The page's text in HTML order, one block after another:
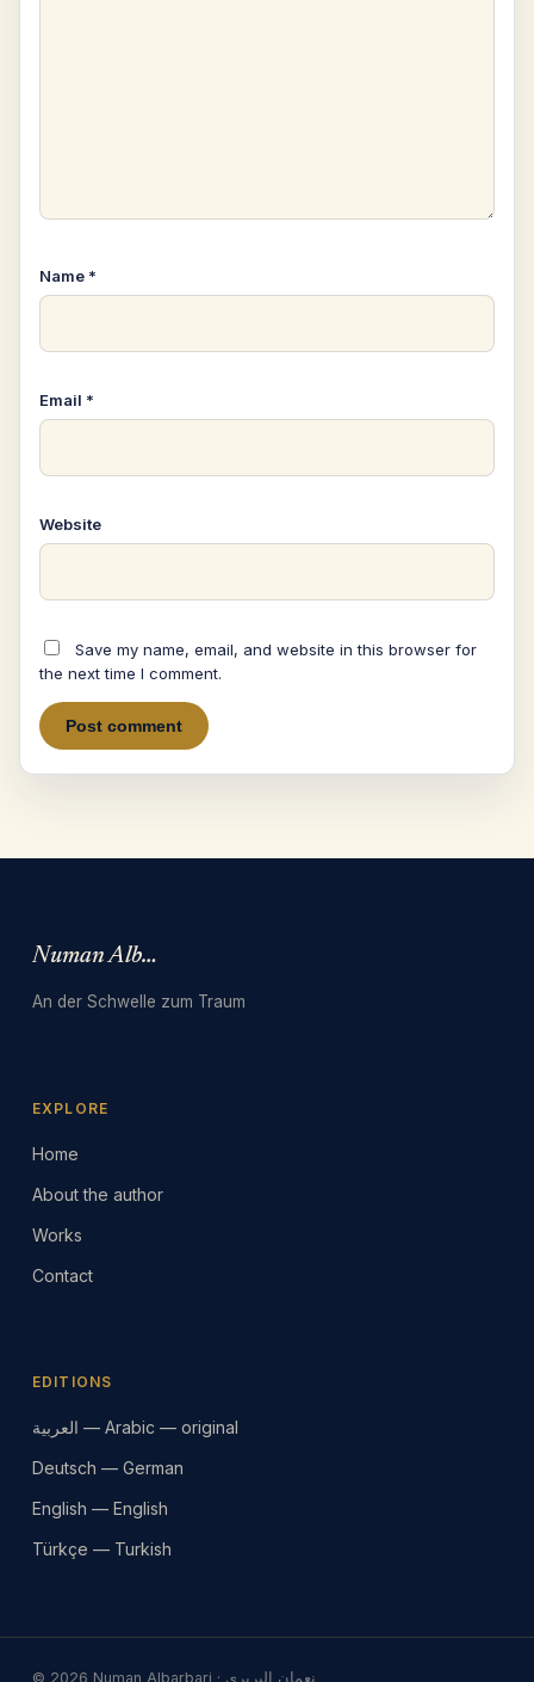
Name *
Email *
Website
Save my name, email, and website in this browser for
the next time I comment.
Numan Albarbari
An der Schwelle zum Traum
EXPLORE
Home
About the author
Works
Contact
EDITIONS
العربية — Arabic — original
Deutsch — German
English — English
Türkçe — Turkish
© 2026 Numan Albarbari · نعمان البربري